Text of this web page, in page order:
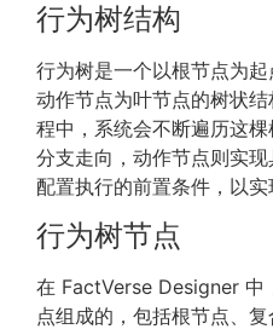
行为树结构
行为树是一个以根节点为起
动作节点为叶节点的树状
程中，系统会不断遍历这
分支走向，动作节点则实
配置执行的前置条件，以实
行为树节点
在 FactVerse Designer 中
点组成的，包括根节点、复